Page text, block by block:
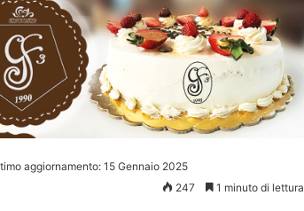
aggiornamento: 15 Gennaio 2025
247
1 minuto di lettura